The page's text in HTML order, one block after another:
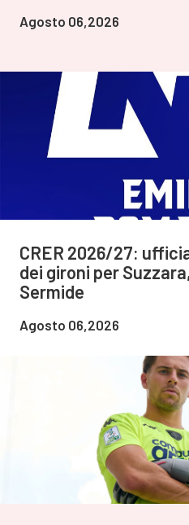
Agosto 06,2026
CRER 2026/27:
dei gironi per
Sermide
Agosto 06,2026